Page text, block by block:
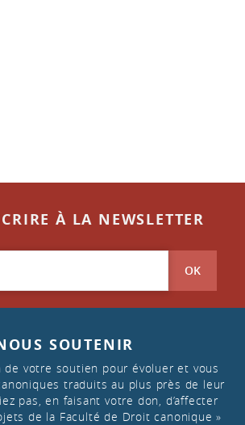
À LA NEWSLETTER
OK
SOUTENIR
de votre soutien pour évoluer et vous
traduits au plus près de leur
pas, en faisant votre don, d’affecter
de la Faculté de Droit canonique »